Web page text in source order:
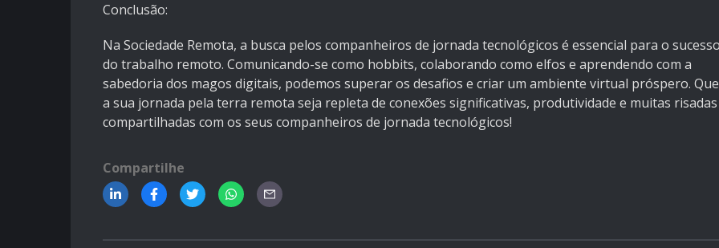
Conclusão:
Na Sociedade Remota, a busca pelos companheiros de jornada tecnológicos é essencial para o
do trabalho remoto. Comunicando-se como hobbits, colaborando como elfos e aprendendo com a
sabedoria dos magos digitais, podemos superar os desafios e criar um ambiente virtual próspero. Que
a sua jornada pela terra remota seja repleta de conexões significativas, produtividade e muitas risadas
compartilhadas com os seus companheiros de jornada tecnológicos!
Compartilhe